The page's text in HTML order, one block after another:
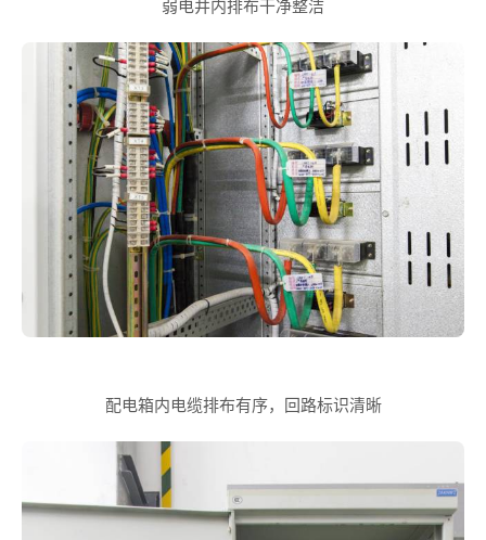
弱电井内排布干净整洁
配电箱内电缆排布有序，回路标识清晰